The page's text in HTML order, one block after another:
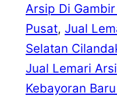
Arsip Di
Pusat, Jual
Selatan
Jual Lemari
Kebayoran